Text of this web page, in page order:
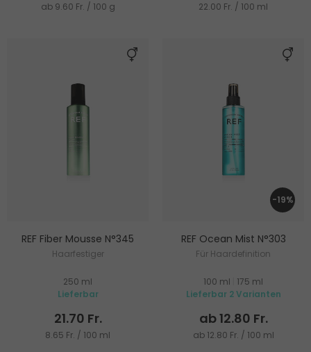
ab 9.60 Fr. / 100 g 22.00 Fr. / 100 ml
REF Fiber Mousse N°345
Haarfestiger
250 ml
Lieferbar
21.70 Fr.
8.65 Fr. / 100 ml
-19%
REF Ocean Mist N°303
Für Haardefinition
100 ml
175 ml
Lieferbar 2 Varianten
ab 12.80 Fr.
ab 12.80 Fr. / 100 ml